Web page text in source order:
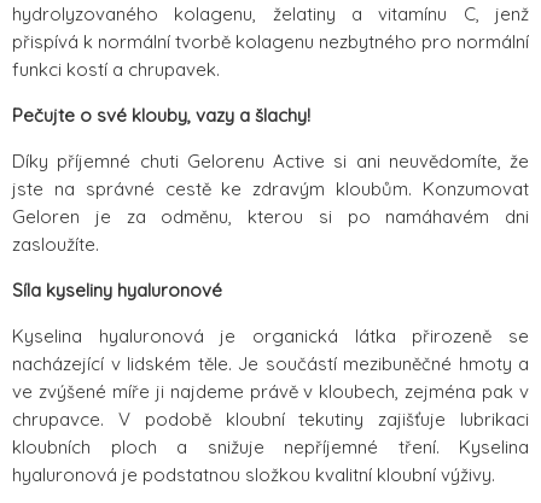
hydrolyzovaného kolagenu, želatiny a vitamínu C, jenž
přispívá k normální tvorbě kolagenu nezbytného pro normální
funkci kostí a chrupavek.
Pečujte o své klouby, vazy a šlachy!
Díky příjemné chuti Gelorenu Active si ani neuvědomíte, že
jste na správné cestě ke zdravým kloubům. Konzumovat
Geloren je za odměnu, kterou si po namáhavém dni
zasloužíte.
Síla kyseliny hyaluronové
Kyselina hyaluronová je organická látka přirozeně se
nacházející v lidském těle. Je součástí mezibuněčné hmoty a
ve zvýšené míře ji najdeme právě v kloubech, zejména pak v
chrupavce. V podobě kloubní tekutiny zajišťuje lubrikaci
kloubních ploch a snižuje nepříjemné tření. Kyselina
hyaluronová je podstatnou složkou kvalitní kloubní výživy.